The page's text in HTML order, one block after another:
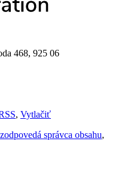
468, 925 06
, Vytlačiť
správca obsahu,